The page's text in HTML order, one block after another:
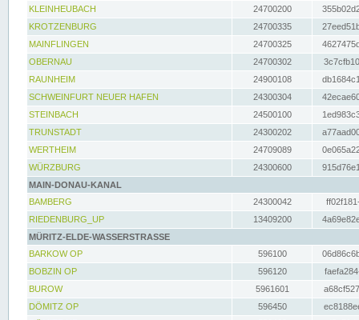
KLEINHEUBACH 24700200
KROTZENBURG
24700335
MAINFLINGEN
24700325
OBERNAU
24700302
RAUNHEIM
24900108
SCHWEINFURT NEUER HAFEN
24300304
STEINBACH
24500100
TRUNSTADT
24300202
WERTHEIM
24709089
WÜRZBURG
24300600
MAIN-DONAU-KANAL
BAMBERG
24300042
RIEDENBURG_UP
13409200
MÜRITZ-ELDE-WASSERSTRASSE
BARKOW OP
596100
BOBZIN OP
596120
BUROW
5961601
DÖMITZ OP
596450